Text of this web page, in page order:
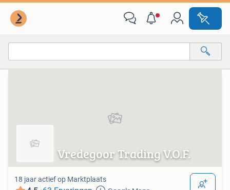
Van deze adverteerder
Vredegoor Trading V.O.F.
18 jaar actief op Marktplaats